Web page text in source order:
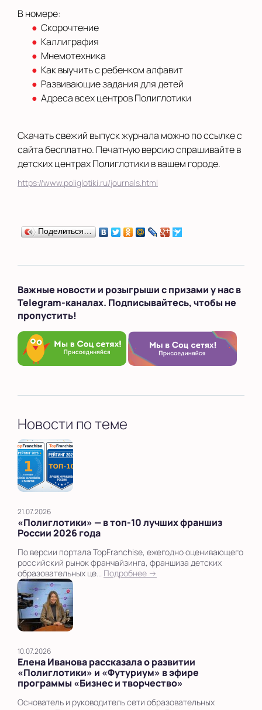
В номере:
Скорочтение
Каллиграфия
Мнемотехника
Как выучить с ребенком алфавит
Развивающие задания для детей
Адреса всех центров Полиглотики
Скачать свежий выпуск журнала можно по ссылке с
сайта бесплатно. Печатную версию спрашивайте в
детских центрах Полиглотики в вашем городе.
https://www.poliglotiki.ru/journals.html
Поделиться…
Важные новости и розыгрыши с призами у нас в
Telegram-каналах. Подписывайтесь, чтобы не
пропустить!
Новости по теме
21.07.2026
«Полиглотики» — в топ‑10 лучших франшиз
России 2026 года
По версии портала TopFranchise, ежегодно оценивающего
российский рынок франчайзинга, франшиза детских
образовательных це... Подробнее →
10.07.2026
Елена Иванова рассказала о развитии
«Полиглотики» и «Футуриум» в эфире
программы «Бизнес и творчество»
Основатель и руководитель сети образовательных